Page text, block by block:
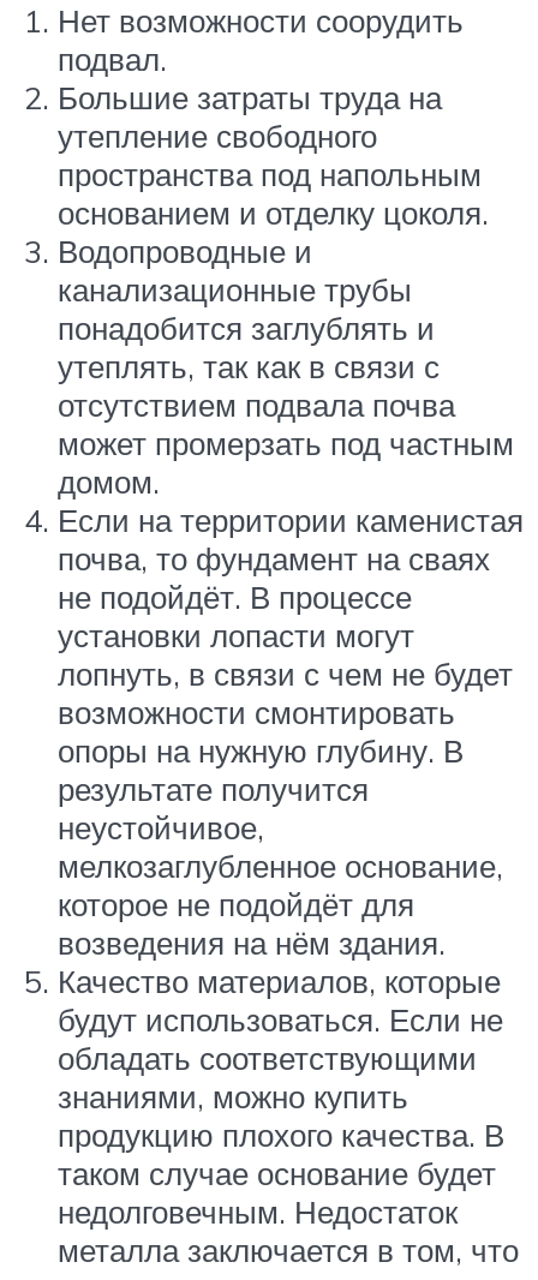
Нет возможности соорудить
подвал.
Большие затраты труда на
утепление свободного
пространства под напольным
основанием и отделку цоколя.
Водопроводные и
канализационные трубы
понадобится заглублять и
утеплять, так как в связи с
отсутствием подвала почва
может промерзать под частным
домом.
Если на территории каменистая
почва, то фундамент на сваях
не подойдёт. В процессе
установки лопасти могут
лопнуть, в связи с чем не будет
возможности смонтировать
опоры на нужную глубину. В
результате получится
неустойчивое,
мелкозаглубленное основание,
которое не подойдёт для
возведения на нём здания.
Качество материалов, которые
будут использоваться. Если не
обладать соответствующими
знаниями, можно купить
продукцию плохого качества. В
таком случае основание будет
недолговечным. Недостаток
металла заключается в том, что